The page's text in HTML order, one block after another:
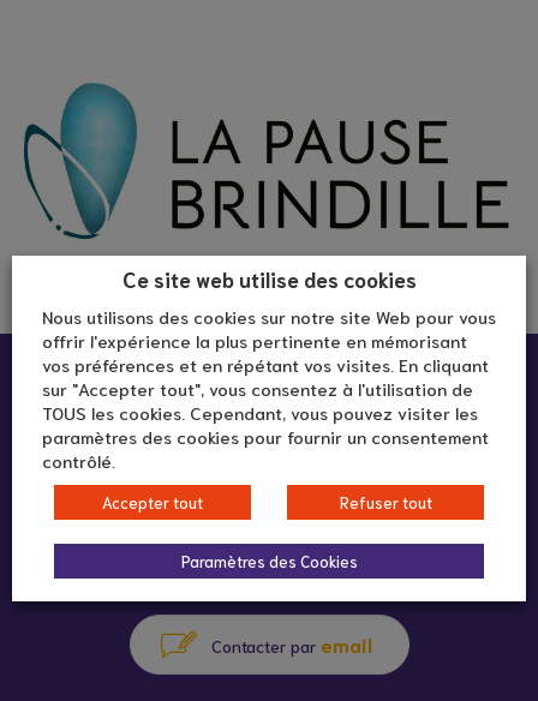
Infos pratiques :
En ligne
appeler au06 03 42 22 04
Contacter par email
Ce site web utilise des cookies
Nous utilisons des cookies sur notre site Web pour vous
offrir l'expérience la plus pertinente en mémorisant
vos préférences et en répétant vos visites. En cliquant
sur "Accepter tout", vous consentez à l'utilisation de
TOUS les cookies. Cependant, vous pouvez visiter les
paramètres des cookies pour fournir un consentement
contrôlé.
Accepter tout Refuser tout
Paramètres des Cookies